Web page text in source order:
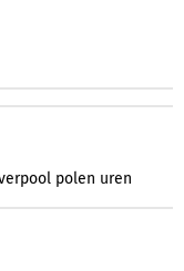
polen uren